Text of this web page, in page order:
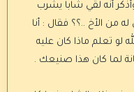
أنه لقي شابا يشرب
من الأخ ..؟؟ فقال : أنا
لو تعلم ماذا كان عليه
لما كان هذا صنيعك .